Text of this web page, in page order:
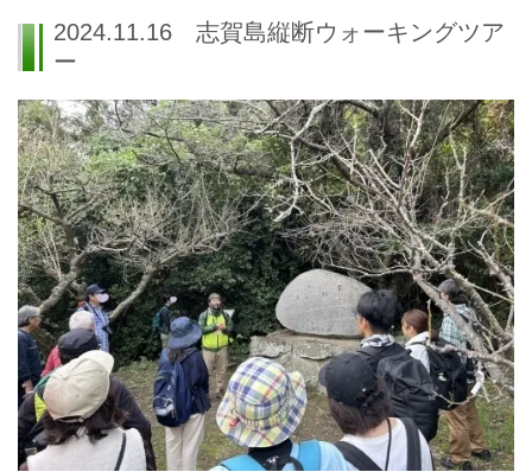
2024.11.16 志賀島縦断ウォーキングツア
ー